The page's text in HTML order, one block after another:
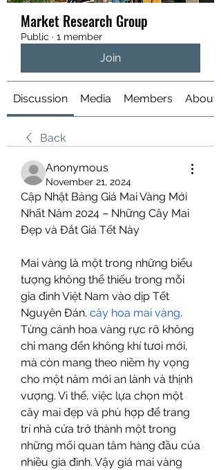
Market Research Group
Public · 1 member
Join
Discussion Media Members About
Back
Anonymous
November 21, 2024
Cập Nhật Bảng Giá Mai Vàng Mới
Nhất Năm 2024 – Những Cây Mai
Đẹp và Đắt Giá Tết Này
Mai vàng là một trong những biểu
tượng không thể thiếu trong mỗi
gia đình Việt Nam vào dịp Tết
Nguyên Đán. cây hoa mai vàng.
Từng cánh hoa vàng rực rỡ không
chỉ mang đến không khí tươi mới,
mà còn mang theo niềm hy vọng
cho một năm mới an lành và thịnh
vượng. Vì thế, việc lựa chọn một
cây mai đẹp và phù hợp để trang
trí nhà cửa trở thành một trong
những mối quan tâm hàng đầu của
nhiều gia đình. Vậy giá mai vàng